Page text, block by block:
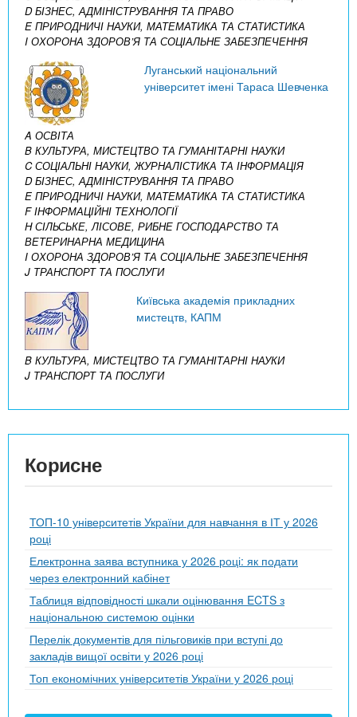
D БІЗНЕС, АДМІНІСТРУВАННЯ ТА ПРАВО
E ПРИРОДНИЧІ НАУКИ, МАТЕМАТИКА ТА СТАТИСТИКА
I ОХОРОНА ЗДОРОВ’Я ТА СОЦІАЛЬНЕ ЗАБЕЗПЕЧЕННЯ
Луганський національний
університет імені Тараса Шевченка
A ОСВІТА
B КУЛЬТУРА, МИСТЕЦТВО ТА ГУМАНІТАРНІ НАУКИ
C СОЦІАЛЬНІ НАУКИ, ЖУРНАЛІСТИКА ТА ІНФОРМАЦІЯ
D БІЗНЕС, АДМІНІСТРУВАННЯ ТА ПРАВО
E ПРИРОДНИЧІ НАУКИ, МАТЕМАТИКА ТА СТАТИСТИКА
F ІНФОРМАЦІЙНІ ТЕХНОЛОГІЇ
H СІЛЬСЬКЕ, ЛІСОВЕ, РИБНЕ ГОСПОДАРСТВО ТА
ВЕТЕРИНАРНА МЕДИЦИНА
I ОХОРОНА ЗДОРОВ’Я ТА СОЦІАЛЬНЕ ЗАБЕЗПЕЧЕННЯ
J ТРАНСПОРТ ТА ПОСЛУГИ
Київська академія прикладних
мистецтв, КАПМ
B КУЛЬТУРА, МИСТЕЦТВО ТА ГУМАНІТАРНІ НАУКИ
J ТРАНСПОРТ ТА ПОСЛУГИ
Корисне
ТОП-10 університетів України для навчання в ІТ у 2026
році
Електронна заява вступника у 2026 році: як подати
через електронний кабінет
Таблиця відповідності шкали оцінювання ECTS з
національною системою оцінки
Перелік документів для пільговиків при вступі до
закладів вищої освіти у 2026 році
Топ економічних університетів України у 2026 році